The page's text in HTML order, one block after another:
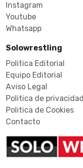
Instagram
Youtube
Whatsapp
Solowrestling
Politica Editorial
Equipo Editorial
Aviso Legal
Politica de privacidad
Politica de Cookies
Contacto